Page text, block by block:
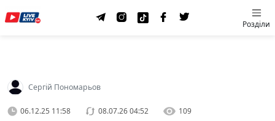
Розділи
Сергій Пономарьов
06.12.25 11:58 08.07.26 04:52 109